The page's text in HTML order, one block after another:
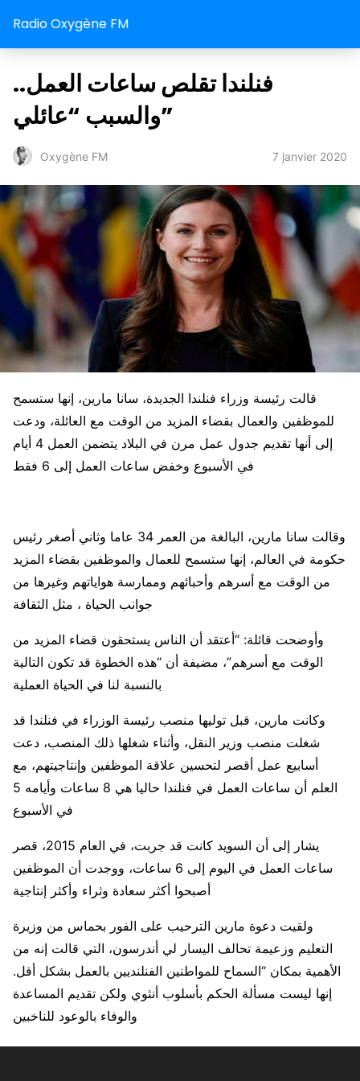
Radio Oxygène FM
فنلندا تقلص ساعات العمل..
والسبب “عائلي”
Oxygène FM 7 janvier 2020
قالت رئيسة وزراء فنلندا الجديدة، سانا مارين، إنها ستسمح
للموظفين والعمال بقضاء المزيد من الوقت مع العائلة، ودعت
إلى أنها تقديم جدول عمل مرن في البلاد يتضمن العمل 4 أيام
في الأسبوع وخفض ساعات العمل إلى 6 فقط
وقالت سانا مارين، البالغة من العمر 34 عاما وثاني أصغر رئيس
حكومة في العالم، إنها ستسمح للعمال والموظفين بقضاء المزيد
من الوقت مع أسرهم وأحبائهم وممارسة هواياتهم وغيرها من
جوانب الحياة ، مثل الثقافة
وأوضحت قائلة: “أعتقد أن الناس يستحقون قضاء المزيد من
الوقت مع أسرهم”، مضيفة أن “هذه الخطوة قد تكون التالية
بالنسبة لنا في الحياة العملية
وكانت مارين، قبل توليها منصب رئيسة الوزراء في فنلندا قد
شغلت منصب وزير النقل، وأثناء شغلها ذلك المنصب، دعت
أسابيع عمل أقصر لتحسين علاقة الموظفين وإنتاجيتهم، مع
العلم أن ساعات العمل في فنلندا حاليا هي 8 ساعات وأيامه 5
في الأسبوع
يشار إلى أن السويد كانت قد جربت، في العام 2015، قصر
ساعات العمل في اليوم إلى 6 ساعات، ووجدت أن الموظفين
أصبحوا أكثر سعادة وثراء وأكثر إنتاجية
ولقيت دعوة مارين الترحيب على الفور بحماس من وزيرة
التعليم وزعيمة تحالف اليسار لي أندرسون، التي قالت إنه من
الأهمية بمكان “السماح للمواطنين الفنلنديين بالعمل بشكل أقل.
إنها ليست مسألة الحكم بأسلوب أنثوي ولكن تقديم المساعدة
والوفاء بالوعود للناخبين